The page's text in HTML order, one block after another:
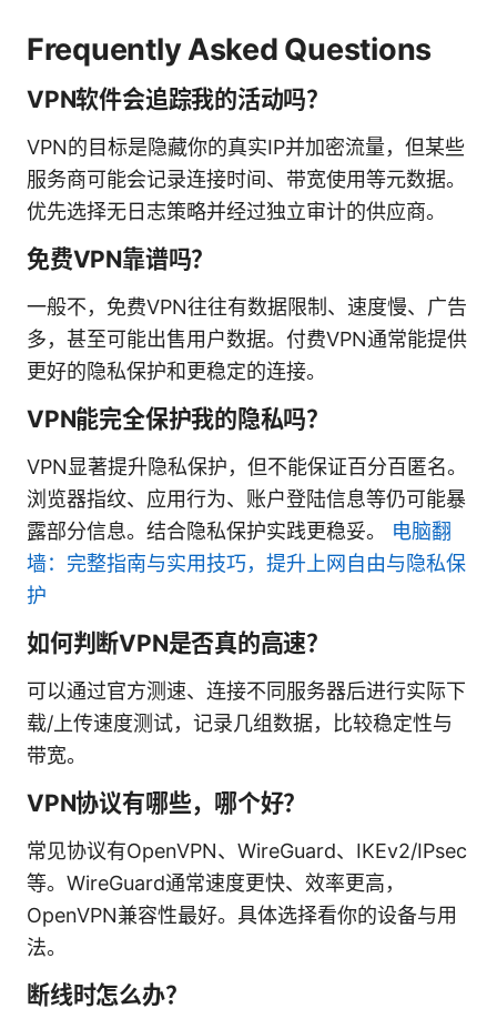
Frequently Asked Questions
VPN软件会追踪我的活动吗？
VPN的目标是隐藏你的真实IP并加密流量，但某些
服务商可能会记录连接时间、带宽使用等元数据。
优先选择无日志策略并经过独立审计的供应商。
免费VPN靠谱吗？
一般不，免费VPN往往有数据限制、速度慢、广告
多，甚至可能出售用户数据。付费VPN通常能提供
更好的隐私保护和更稳定的连接。
VPN能完全保护我的隐私吗？
VPN显著提升隐私保护，但不能保证百分百匿名。
浏览器指纹、应用行为、账户登陆信息等仍可能暴
露部分信息。结合隐私保护实践更稳妥。 电脑翻
墙：完整指南与实用技巧，提升上网自由与隐私保
护
如何判断VPN是否真的高速？
可以通过官方测速、连接不同服务器后进行实际下
载/上传速度测试，记录几组数据，比较稳定性与
带宽。
VPN协议有哪些，哪个好？
常见协议有OpenVPN、WireGuard、IKEv2/IPsec
等。WireGuard通常速度更快、效率更高，
OpenVPN兼容性最好。具体选择看你的设备与用
法。
断线时怎么办？